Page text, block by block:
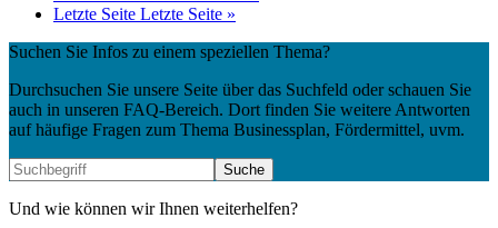
Letzte Seite Letzte Seite »
Suchen Sie Infos zu einem speziellen Thema?
Durchsuchen Sie unsere Seite über das Suchfeld oder schauen Sie
auch in unseren FAQ-Bereich. Dort finden Sie weitere Antworten
auf häufige Fragen zum Thema Businessplan, Fördermittel, uvm.
Und wie können wir Ihnen weiterhelfen?